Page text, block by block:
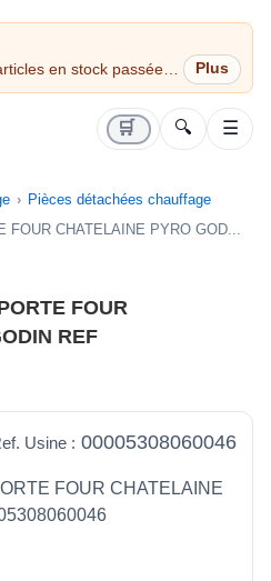
en stock passées
jour même (jours
🛒 🔍 ☰
Pièces détachées chauffage
FOUR CHATELAINE PYRO GOD...
FOUR
REF
Usine : 00005308060046
FOUR CHATELAINE